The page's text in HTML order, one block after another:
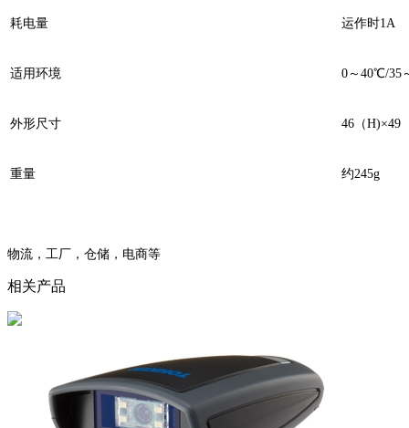
耗电量 运作时1A
适用环境 0～40℃/35
外形尺寸 46（H)×49
重量 约245g
物流，工厂，仓储，电商等
相关产品